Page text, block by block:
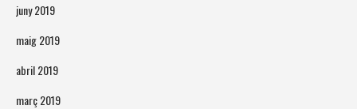
juny 2019
maig 2019
abril 2019
març 2019